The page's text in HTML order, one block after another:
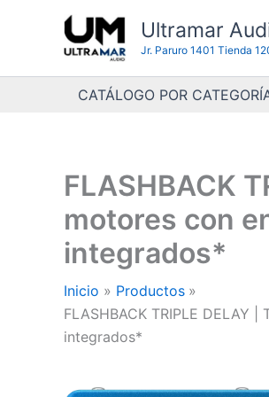
contenido
Ultramar
Jr. Paruro 1401 Tienda
CATÁLOGO POR
FLASHBACK
motores con
integrados*
Inicio
Productos
FLASHBACK TRIPLE
integrados*